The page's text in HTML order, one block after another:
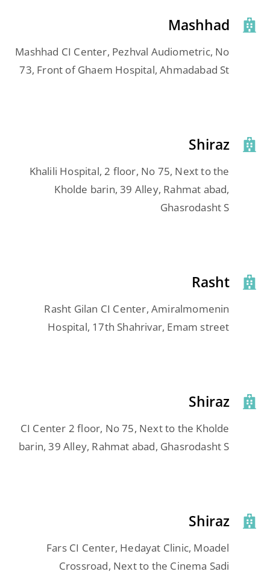
Mashhad
Mashhad CI Center, Pezhval Audiometric, No
73, Front of Ghaem Hospital, Ahmadabad St
Shiraz
Khalili Hospital, 2 floor, No 75, Next to the
Kholde barin, 39 Alley, Rahmat abad,
Ghasrodasht S
Rasht
Rasht Gilan CI Center, Amiralmomenin
Hospital, 17th Shahrivar, Emam street
Shiraz
CI Center 2 floor, No 75, Next to the Kholde
barin, 39 Alley, Rahmat abad, Ghasrodasht S
Shiraz
Fars CI Center, Hedayat Clinic, Moadel
Crossroad, Next to the Cinema Sadi